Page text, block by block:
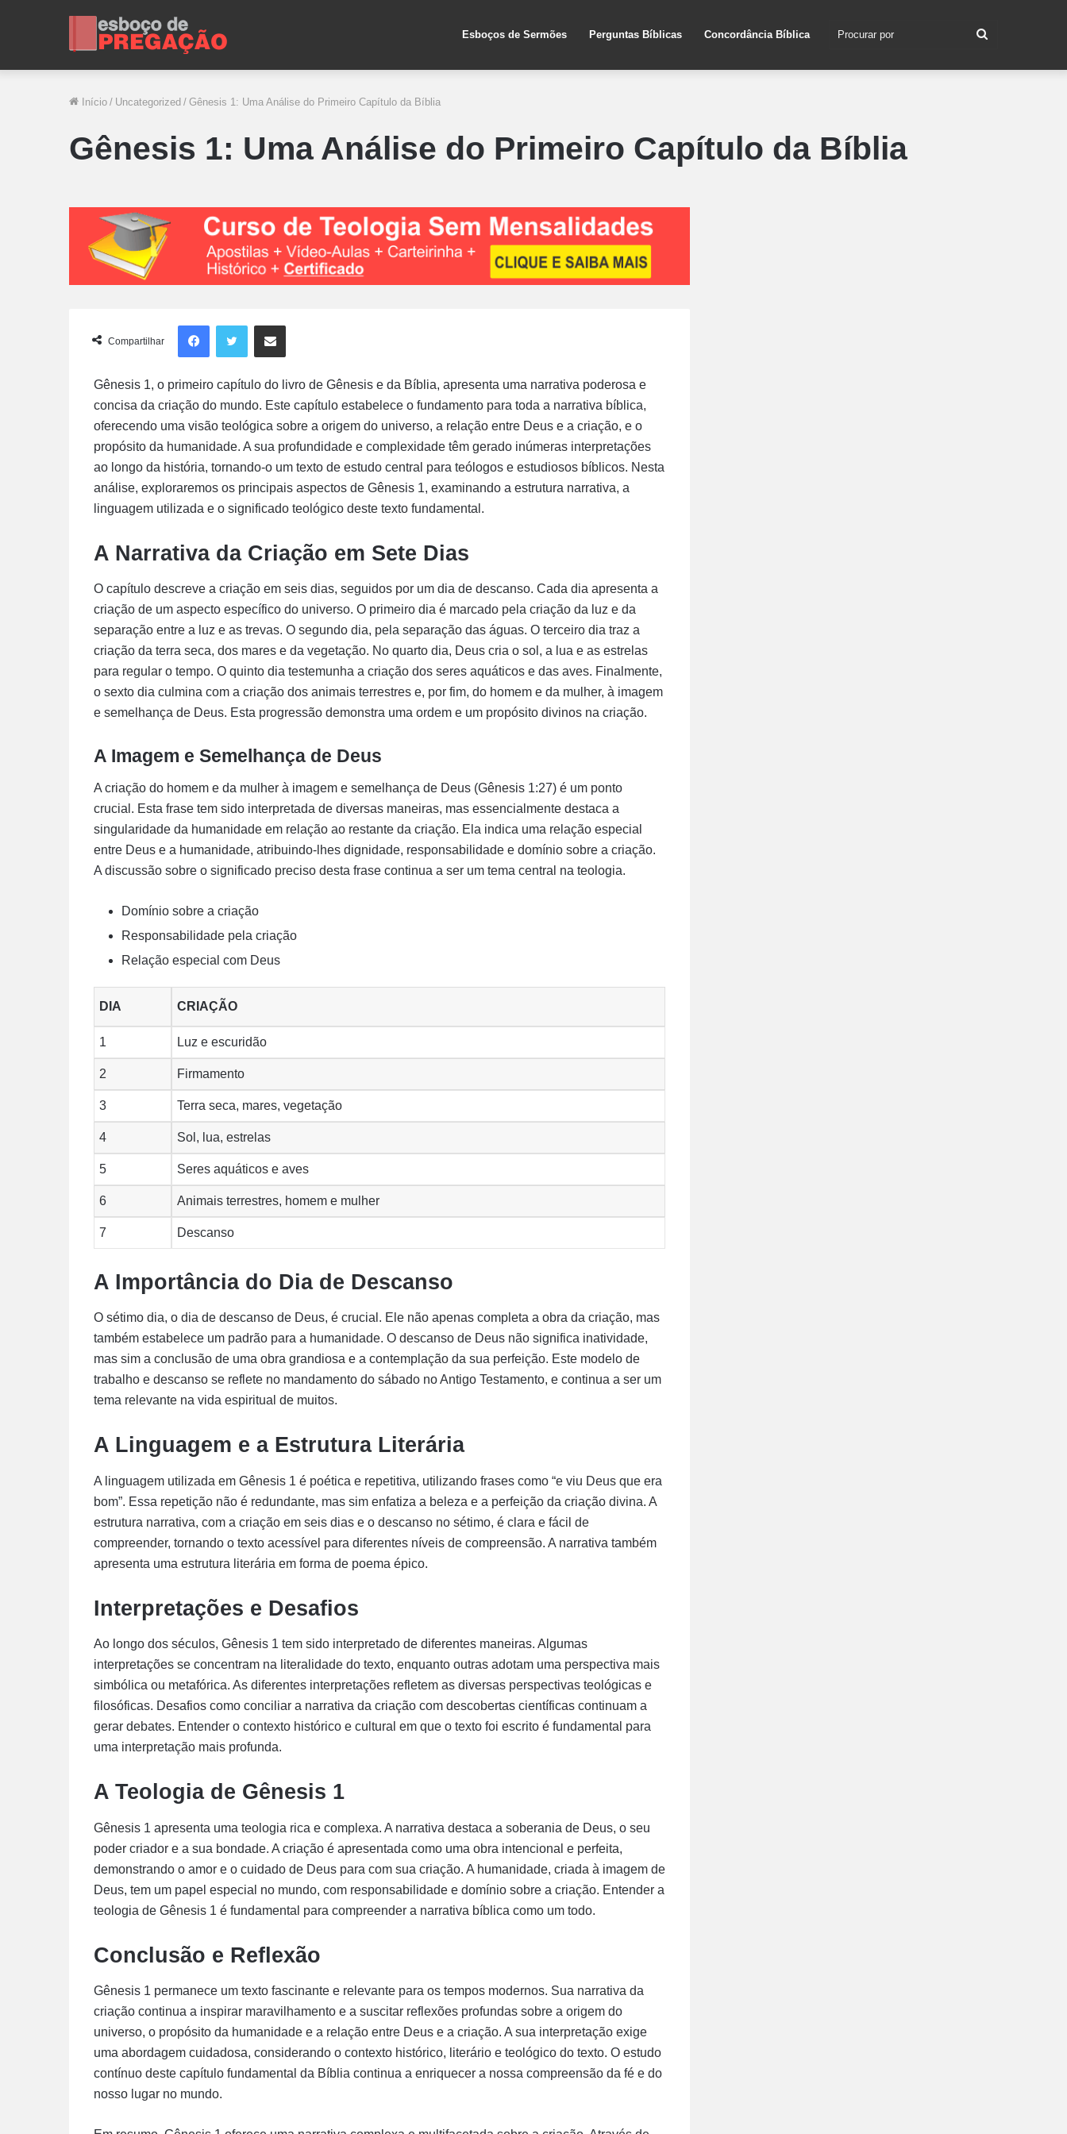
Esboços de Sermões Perguntas Bíblicas Concordância Bíblica
Início / Uncategorized / Gênesis 1: Uma Análise do Primeiro Capítulo da Bíblia
Gênesis 1: Uma Análise do Primeiro Capítulo da Bíblia
Compartilhar
FacebookTwitter Compartilhar via e-mail
Gênesis 1, o primeiro capítulo do livro de Gênesis e da Bíblia, apresenta uma narrativa poderosa e
concisa da criação do mundo. Este capítulo estabelece o fundamento para toda a narrativa bíblica,
oferecendo uma visão teológica sobre a origem do universo, a relação entre Deus e a criação, e o
propósito da humanidade. A sua profundidade e complexidade têm gerado inúmeras interpretações
ao longo da história, tornando-o um texto de estudo central para teólogos e estudiosos bíblicos. Nesta
análise, exploraremos os principais aspectos de Gênesis 1, examinando a estrutura narrativa, a
linguagem utilizada e o significado teológico deste texto fundamental.
A Narrativa da Criação em Sete Dias
O capítulo descreve a criação em seis dias, seguidos por um dia de descanso. Cada dia apresenta a
criação de um aspecto específico do universo. O primeiro dia é marcado pela criação da luz e da
separação entre a luz e as trevas. O segundo dia, pela separação das águas. O terceiro dia traz a
criação da terra seca, dos mares e da vegetação. No quarto dia, Deus cria o sol, a lua e as estrelas
para regular o tempo. O quinto dia testemunha a criação dos seres aquáticos e das aves. Finalmente,
o sexto dia culmina com a criação dos animais terrestres e, por fim, do homem e da mulher, à imagem
e semelhança de Deus. Esta progressão demonstra uma ordem e um propósito divinos na criação.
A Imagem e Semelhança de Deus
A criação do homem e da mulher à imagem e semelhança de Deus (Gênesis 1:27) é um ponto
crucial. Esta frase tem sido interpretada de diversas maneiras, mas essencialmente destaca a
singularidade da humanidade em relação ao restante da criação. Ela indica uma relação especial
entre Deus e a humanidade, atribuindo-lhes dignidade, responsabilidade e domínio sobre a criação.
A discussão sobre o significado preciso desta frase continua a ser um tema central na teologia.
Domínio sobre a criação
Responsabilidade pela criação
Relação especial com Deus
DIA CRIAÇÃO
1 Luz e escuridão
2 Firmamento
3 Terra seca, mares, vegetação
4 Sol, lua, estrelas
5 Seres aquáticos e aves
6 Animais terrestres, homem e mulher
7 Descanso
A Importância do Dia de Descanso
O sétimo dia, o dia de descanso de Deus, é crucial. Ele não apenas completa a obra da criação, mas
também estabelece um padrão para a humanidade. O descanso de Deus não significa inatividade,
mas sim a conclusão de uma obra grandiosa e a contemplação da sua perfeição. Este modelo de
trabalho e descanso se reflete no mandamento do sábado no Antigo Testamento, e continua a ser um
tema relevante na vida espiritual de muitos.
A Linguagem e a Estrutura Literária
A linguagem utilizada em Gênesis 1 é poética e repetitiva, utilizando frases como “e viu Deus que era
bom”. Essa repetição não é redundante, mas sim enfatiza a beleza e a perfeição da criação divina. A
estrutura narrativa, com a criação em seis dias e o descanso no sétimo, é clara e fácil de
compreender, tornando o texto acessível para diferentes níveis de compreensão. A narrativa também
apresenta uma estrutura literária em forma de poema épico.
Interpretações e Desafios
Ao longo dos séculos, Gênesis 1 tem sido interpretado de diferentes maneiras. Algumas
interpretações se concentram na literalidade do texto, enquanto outras adotam uma perspectiva mais
simbólica ou metafórica. As diferentes interpretações refletem as diversas perspectivas teológicas e
filosóficas. Desafios como conciliar a narrativa da criação com descobertas científicas continuam a
gerar debates. Entender o contexto histórico e cultural em que o texto foi escrito é fundamental para
uma interpretação mais profunda.
A Teologia de Gênesis 1
Gênesis 1 apresenta uma teologia rica e complexa. A narrativa destaca a soberania de Deus, o seu
poder criador e a sua bondade. A criação é apresentada como uma obra intencional e perfeita,
demonstrando o amor e o cuidado de Deus para com sua criação. A humanidade, criada à imagem de
Deus, tem um papel especial no mundo, com responsabilidade e domínio sobre a criação. Entender a
teologia de Gênesis 1 é fundamental para compreender a narrativa bíblica como um todo.
Conclusão e Reflexão
Gênesis 1 permanece um texto fascinante e relevante para os tempos modernos. Sua narrativa da
criação continua a inspirar maravilhamento e a suscitar reflexões profundas sobre a origem do
universo, o propósito da humanidade e a relação entre Deus e a criação. A sua interpretação exige
uma abordagem cuidadosa, considerando o contexto histórico, literário e teológico do texto. O estudo
contínuo deste capítulo fundamental da Bíblia continua a enriquecer a nossa compreensão da fé e do
nosso lugar no mundo.